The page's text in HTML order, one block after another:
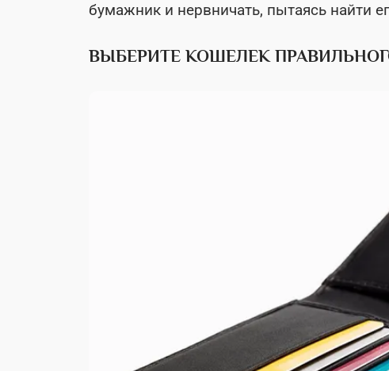
бумажник и нервничать, пытаясь найти
ВЫБЕРИТЕ КОШЕЛЕК